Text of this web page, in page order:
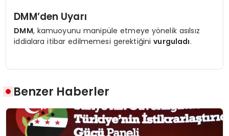
DMM’den Uyarı
DMM, kamuoyunu manipüle etmeye yönelik asılsız
iddialara itibar edilmemesi gerektiğinivurguladı.
Benzer Haberler